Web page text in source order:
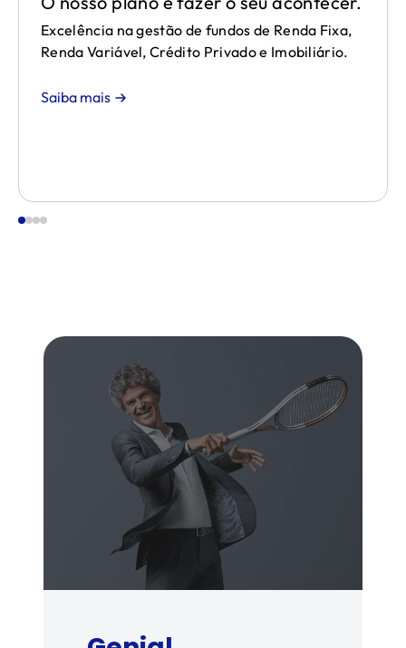
Excelência na gestão de fundos de Renda Fixa,
Renda Variável, Crédito Privado e Imobiliário.
Saiba mais